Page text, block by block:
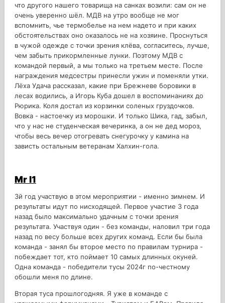
что другого нашего товарища на санках возили: сам он не
очень уверенно шёл. МДВ на утро вообще не мог
вспомнить, чье термобелье на нем надето и при каких
обстоятельствах оно оказалось не на хозяине. Проснуться
в чужой одежде с точки зрения клёва, согласитесь, лучше,
чем забыть прикормленные лунки. Поэтому МДВ с
командой первый, а мы только на третьем месте. После
награждения медсестры принесли ужин и поменяли утки.
Лёха Удача рассказал, какие при Брежневе боровики в
лесах водились, а Игорь Куба дошел в воспоминаниях до
Рюрика. Коля достал из корзинки соленых груздочков.
Вовка - настоечку из морошки. И только Шика, гад, забыл,
что у нас не студенческая вечеринка, а он не дед мороз,
чтобы весь вечер отогревать снегурочку у камина на
зависть остальным ветеранам Халхин-гола.
Mr I1
3й год участвую в этом мероприятии - именно зимнем. И
результаты идут по нисходящей. Первое участие 3 года
назад было максимально удачным с точки зрения
результата. Участвуя один - без команды, наловил три года
назад по весу больше всех других команд. Если бы была
команда - занял бы второе место по правилам турнира -
побеждает тот, кто поймает 10 самых длинных окуней.
Одна команда - победители тусы 2024г по-честному
обошли меня по длине.
Вторая туса прошлогодняя. Я уже в команде с